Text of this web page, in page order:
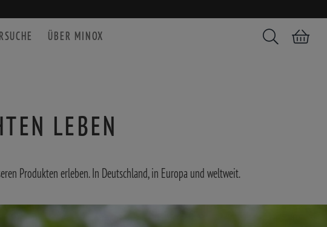
ÜBER MINOX Suchen Warenkorb
LEBEN
Produkten erleben. In Deutschland, in Europa und weltweit.